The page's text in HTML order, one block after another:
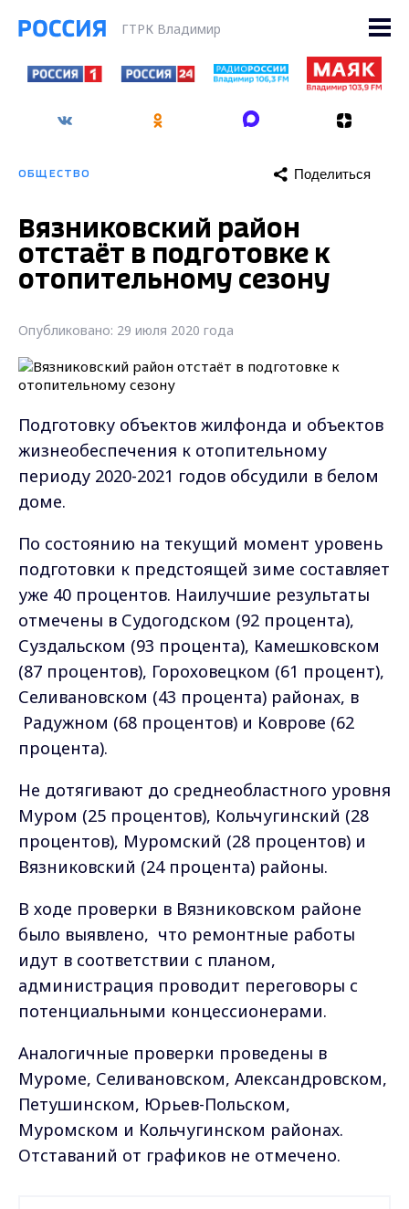
ГТРК Владимир
ОБЩЕСТВО Поделиться
Вязниковский район
отстаёт в подготовке к
отопительному сезону
Опубликовано: 29 июля 2020 года
Подготовку объектов жилфонда и объектов
жизнеобеспечения к отопительному
периоду 2020-2021 годов обсудили в белом
доме.
По состоянию на текущий момент уровень
подготовки к предстоящей зиме составляет
уже 40 процентов. Наилучшие результаты
отмечены в Судогодском (92 процента),
Суздальском (93 процента), Камешковском
(87 процентов), Гороховецком (61 процент),
Селивановском (43 процента) районах, в
Радужном (68 процентов) и Коврове (62
процента).
Не дотягивают до среднеобластного уровня
Муром (25 процентов), Кольчугинский (28
процентов), Муромский (28 процентов) и
Вязниковский (24 процента) районы.
В ходе проверки в Вязниковском районе
было выявлено, что ремонтные работы
идут в соответствии с планом,
администрация проводит переговоры с
потенциальными концессионерами.
Аналогичные проверки проведены в
Муроме, Селивановском, Александровском,
Петушинском, Юрьев-Польском,
Муромском и Кольчугинском районах.
Отставаний от графиков не отмечено.